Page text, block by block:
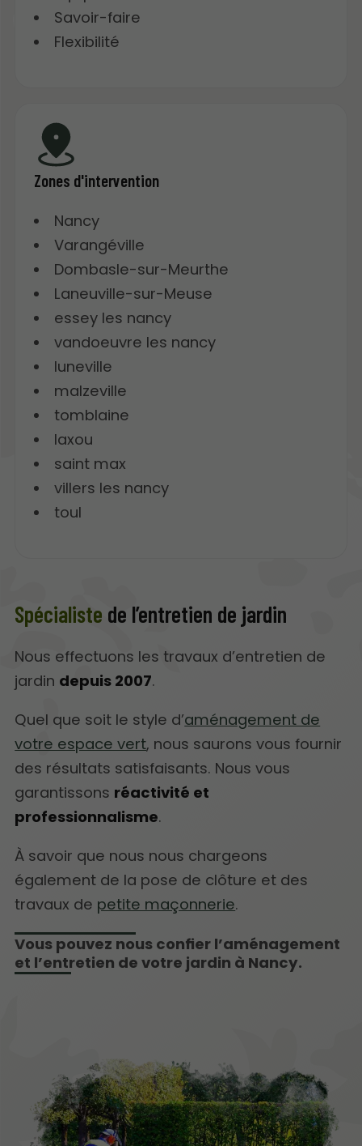
Savoir-faire
Flexibilité
Zones d'intervention
Nancy
Varangéville
Dombasle-sur-Meurthe
Laneuville-sur-Meuse
essey les nancy
vandoeuvre les nancy
luneville
malzeville
tomblaine
laxou
saint max
villers les nancy
toul
Spécialiste de l’entretien de jardin
Nous effectuons les travaux d’entretien de
jardin depuis 2007.
Quel que soit le style d’aménagement de
votre espace vert, nous saurons vous fournir
des résultats satisfaisants. Nous vous
garantissons réactivité et
professionnalisme.
À savoir que nous nous chargeons
également de la pose de clôture et des
travaux de petite maçonnerie.
Vous pouvez nous confier l’aménagement
et l’entretien de votre jardin à Nancy.